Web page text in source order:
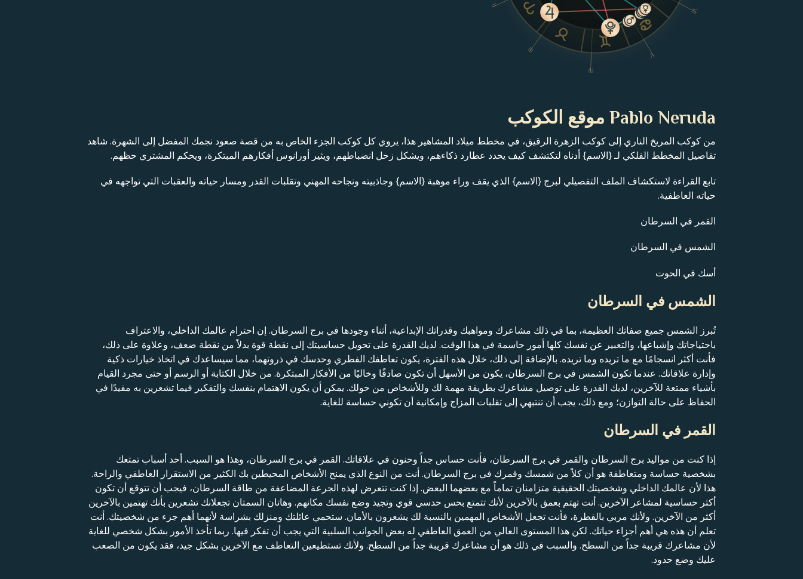
II
III
IV
V
VI
Pablo Neruda موقع الكوكب
من كوكب المريخ الناري إلى كوكب الزهرة الرقيق، في مخطط ميلاد المشاهير هذا، يروي كل كوكب الجزء الخاص به من قصة صعود نجمك المفضل إلى الشهرة. شاهد
تفاصيل المخطط الفلكي لـ {الاسم} أدناه لتكتشف كيف يحدد عطارد ذكاءهم، ويشكل زحل انضباطهم، ويثير أورانوس أفكارهم المبتكرة، ويحكم المشتري حظهم.
تابع القراءة لاستكشاف الملف التفصيلي لبرج {الاسم} الذي يقف وراء موهبة {الاسم} وجاذبيته ونجاحه المهني وتقلبات القدر ومسار حياته والعقبات التي تواجهه في
حياته العاطفية.
القمر في السرطان
الشمس في السرطان
أسك في الحوت
الشمس في السرطان
تُبرز الشمس جميع صفاتك العظيمة، بما في ذلك مشاعرك ومواهبك وقدراتك الإبداعية، أثناء وجودها في برج السرطان. إن احترام عالمك الداخلي، والاعتراف
باحتياجاتك وإشباعها، والتعبير عن نفسك كلها أمور حاسمة في هذا الوقت. لديك القدرة على تحويل حساسيتك إلى نقطة قوة بدلاً من نقطة ضعف، وعلاوة على ذلك،
فأنت أكثر انسجامًا مع ما تريده وما تريده. بالإضافة إلى ذلك، خلال هذه الفترة، يكون تعاطفك الفطري وحدسك في ذروتهما، مما سيساعدك في اتخاذ خيارات ذكية
وإدارة علاقاتك. عندما تكون الشمس في برج السرطان، يكون من الأسهل أن تكون صادقًا وخاليًا من الأفكار المبتكرة. من خلال الكتابة أو الرسم أو حتى مجرد القيام
بأشياء ممتعة للآخرين، لديك القدرة على توصيل مشاعرك بطريقة مهمة لك وللأشخاص من حولك. يمكن أن يكون الاهتمام بنفسك والتفكير فيما تشعرين به مفيدًا في
الحفاظ على حالة التوازن؛ ومع ذلك، يجب أن تنتبهي إلى تقلبات المزاج وإمكانية أن تكوني حساسة للغاية.
القمر في السرطان
إذا كنت من مواليد برج السرطان والقمر في برج السرطان، فأنت حساس جداً وحنون في علاقاتك. القمر في برج السرطان، وهذا هو السبب. أحد أسباب تمتعك
بشخصية حساسة ومتعاطفة هو أن كلاً من شمسك وقمرك في برج السرطان. أنت من النوع الذي يمنح الأشخاص المحيطين بك الكثير من الاستقرار العاطفي والراحة.
هذا لأن عالمك الداخلي وشخصيتك الحقيقية متزامنان تماماً مع بعضهما البعض. إذا كنت تتعرض لهذه الجرعة المضاعفة من طاقة السرطان، فيجب أن تتوقع أن تكون
أكثر حساسية لمشاعر الآخرين. أنت تهتم بعمق بالآخرين لأنك تتمتع بحس حدسي قوي وتجيد وضع نفسك مكانهم. وهاتان السمتان تجعلانك تشعرين بأنك تهتمين بالآخرين
أكثر من الآخرين. ولأنك مربي بالفطرة، فأنت تجعل الأشخاص المهمين بالنسبة لك يشعرون بالأمان. ستحمي عائلتك ومنزلك بشراسة لأنهما أهم جزء من شخصيتك. أنت
تعلم أن هذه هي أهم أجزاء حياتك. لكن هذا المستوى العالي من العمق العاطفي له بعض الجوانب السلبية التي يجب أن تفكر فيها. ربما تأخذ الأمور بشكل شخصي للغاية
لأن مشاعرك قريبة جداً من السطح. والسبب في ذلك هو أن مشاعرك قريبة جداً من السطح. ولأنك تستطيعين التعاطف مع الآخرين بشكل جيد، فقد يكون من الصعب
عليك وضع حدود.